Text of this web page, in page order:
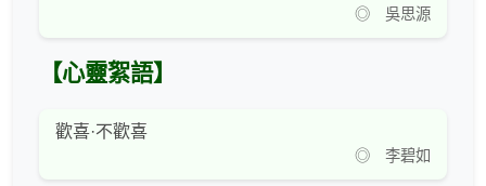
◎ 吳思源
【心靈絮語】
歡喜·不歡喜
◎ 李碧如